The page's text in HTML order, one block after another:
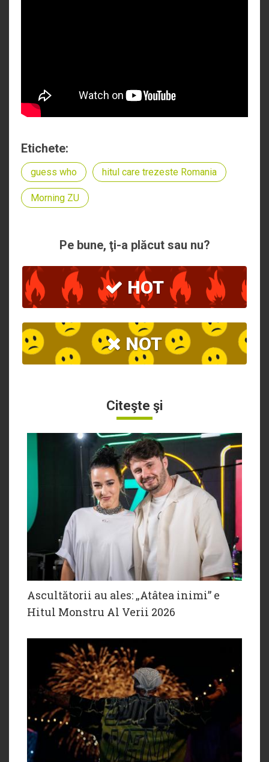
Etichete:
guess who hitul care trezeste Romania
Morning ZU
Pe bune, ţi-a plăcut sau nu?
HOT
NOT
Citeşte şi
Ascultătorii au ales: „Atâtea inimi” e
Hitul Monstru Al Verii 2026